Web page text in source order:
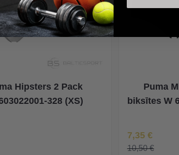
Hipsters 2 Pack
328 (XS)
Puma
biksītes W
Īpaša Cena
7,35 €
10,50 €